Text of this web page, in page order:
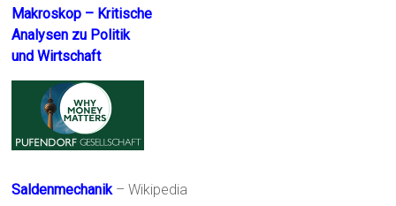
Makroskop – Kritische
Analysen zu Politik
und Wirtschaft
Saldenmechanik– Wikipedia